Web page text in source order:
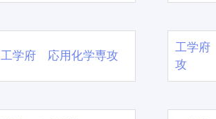
工学府 応用化学専攻
工学府
攻